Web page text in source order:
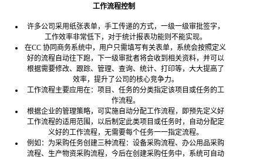
工作流程控制
许多公司采用纸张表单，手工传递的方式，一级一级审批签字，
工作效率非常低下，对于统计报表功能则不能实现。
在CC 协同商务系统中，用户只需填写有关表单，系统会按照定义
好的流程自动往下跑，下一级审批者将会收到相关资料，并可以
根据需要修改、跟踪、管理、查询、统计、打印等，大大提高了
效率，提升了公司的核心竞争力。
工作流程主要应用在：项目、任务的分类指定该项目或任务的工
作流程。
根据企业的管理策略，可实施自动分配工作流程，即预先定义好
工作流程的适用范围，以后制定此类项目或任务时，自动分配定
义好的工作流程，无需要每个任务一一指定流程。
例如：为采购任务创建三种流程：设备采购流程、办公用品采购
流程、生产物资采购流程，今后在创建采购任务中，系统可自动